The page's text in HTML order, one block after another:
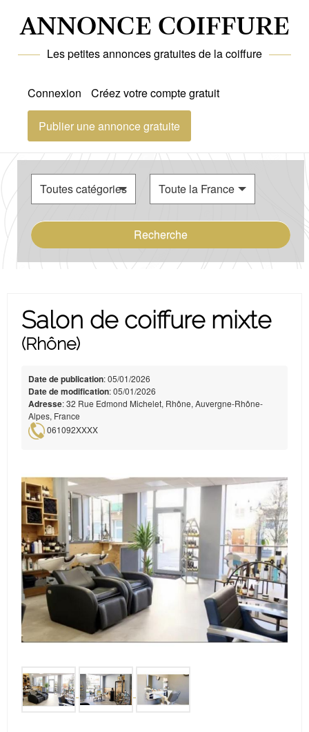
ANNONCE COIFFURE
Les petites annonces gratuites de la coiffure
Connexion Créez votre compte gratuit
Publier une annonce gratuite
Recherche
Salon de coiffure mixte
(Rhône)
Date de publication: 05/01/2026
Date de modification: 05/01/2026
Adresse: 32 Rue Edmond Michelet, Rhône, Auvergne-Rhône-
Alpes, France
061092XXXX